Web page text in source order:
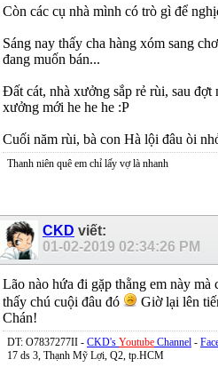
Còn các cụ nhà mình có trò gì để
Sáng nay thấy cha hàng xóm sang
đang muốn bán...
Đất cát, nhà xưởng sắp rẻ rùi, sau đợt
xưởng mới he he he :P
Cuối năm rùi, bà con Hà lội đâu òi
Thanh niên quê em chỉ lấy vợ là nhanh
CKD viết:
01-02-2019 02:34:26 PM
Lão nào hứa đi gặp thằng em này
thấy chú cuội đâu đó
Giờ lại lên
Chán!
DT: O7837277II - CKD's Youtube Channel -
17 ds 3, Thạnh Mỹ Lợi, Q2, tp.HCM